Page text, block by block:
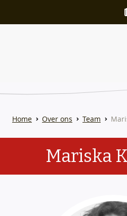
Home Over ons Team
Mariska